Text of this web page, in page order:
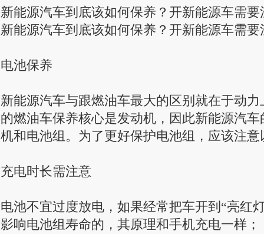
新能源汽车到底该如何保养？开新能源车需
新能源汽车到底该如何保养？开新能源车需
电池保养
新能源汽车与跟燃油车最大的区别就在于动
的燃油车保养核心是发动机，因此新能源汽
机和电池组。为了更好保护电池组，应该注意
充电时长需注意
电池不宜过度放电，如果经常把车开到“亮红
影响电池组寿命的，其原理和手机充电一样；